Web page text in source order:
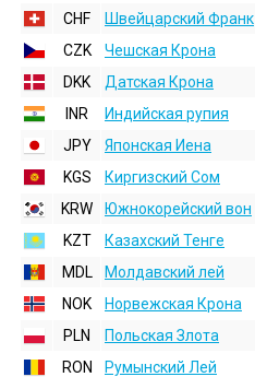
CHF
Швейцарский Франк
CZK
Чешская Крона
DKK
Датская Крона
INR
Индийская pупия
JPY
Японская Иена
KGS
Киргизский Сом
KRW
Южнокорейский вон
KZT
Казахский Тенге
MDL
Молдавский лей
NOK
Норвежская Крона
PLN
Польская Злота
RON
Румынский Лей